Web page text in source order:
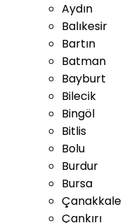
Aydın
Balıkesir
Bartın
Batman
Bayburt
Bilecik
Bingöl
Bitlis
Bolu
Burdur
Bursa
Çanakkale
Çankırı